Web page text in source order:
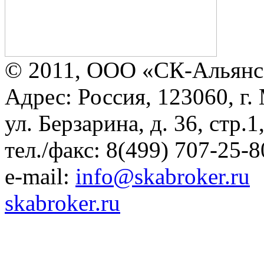
© 2011, ООО «СК-
Адрес: Россия, 123060, г.
ул. Берзарина, д. 36,
тел./факс: 8(499) 707-25-
e-mail: info@skabroker.ru
skabroker.ru